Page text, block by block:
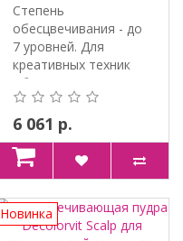
креативных
техник, Selective
Степень
обесцвечивания - до
7 уровней. Для
креативных техник
обесцвечивания
воло..
6 061 р.
Новинка